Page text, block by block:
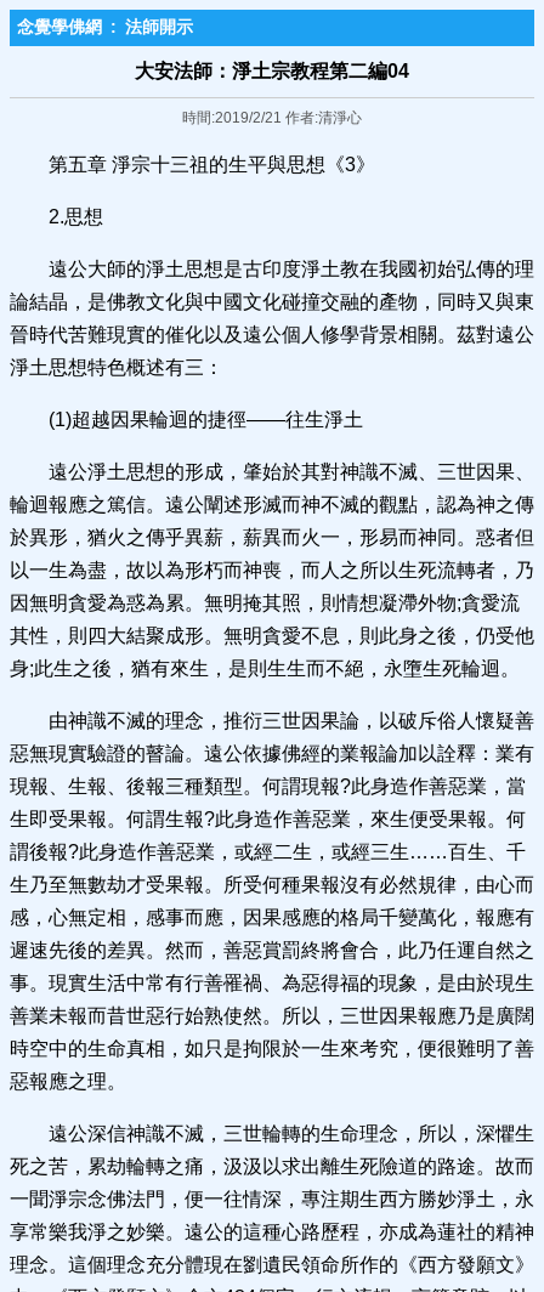
念覺學佛網 : 法師開示
大安法師：淨土宗教程第二編04
時間:2019/2/21 作者:清淨心
第五章 淨宗十三祖的生平與思想《3》
2.思想
遠公大師的淨土思想是古印度淨土教在我國初始弘傳的理
論結晶，是佛教文化與中國文化碰撞交融的產物，同時又與東
晉時代苦難現實的催化以及遠公個人修學背景相關。茲對遠公
淨土思想特色概述有三：
(1)超越因果輪迴的捷徑——往生淨土
遠公淨土思想的形成，肇始於其對神識不滅、三世因果、
輪迴報應之篤信。遠公闡述形滅而神不滅的觀點，認為神之傳
於異形，猶火之傳乎異薪，薪異而火一，形易而神同。惑者但
以一生為盡，故以為形朽而神喪，而人之所以生死流轉者，乃
因無明貪愛為惑為累。無明掩其照，則情想凝滯外物;貪愛流
其性，則四大結聚成形。無明貪愛不息，則此身之後，仍受他
身;此生之後，猶有來生，是則生生而不絕，永墮生死輪迴。
由神識不滅的理念，推衍三世因果論，以破斥俗人懷疑善
惡無現實驗證的瞽論。遠公依據佛經的業報論加以詮釋：業有
現報、生報、後報三種類型。何謂現報?此身造作善惡業，當
生即受果報。何謂生報?此身造作善惡業，來生便受果報。何
謂後報?此身造作善惡業，或經二生，或經三生……百生、千
生乃至無數劫才受果報。所受何種果報沒有必然規律，由心而
感，心無定相，感事而應，因果感應的格局千變萬化，報應有
遲速先後的差異。然而，善惡賞罰終將會合，此乃任運自然之
事。現實生活中常有行善罹禍、為惡得福的現象，是由於現生
善業未報而昔世惡行始熟使然。所以，三世因果報應乃是廣闊
時空中的生命真相，如只是拘限於一生來考究，便很難明了善
惡報應之理。
遠公深信神識不滅，三世輪轉的生命理念，所以，深懼生
死之苦，累劫輪轉之痛，汲汲以求出離生死險道的路途。故而
一聞淨宗念佛法門，便一往情深，專注期生西方勝妙淨土，永
享常樂我淨之妙樂。遠公的這種心路歷程，亦成為蓮社的精神
理念。這個理念充分體現在劉遺民領命所作的《西方發願文》